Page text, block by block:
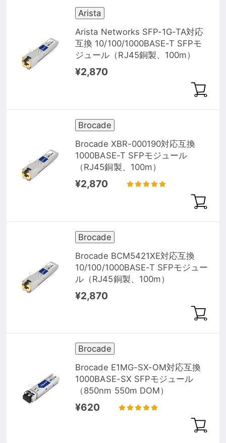
Arista
Arista Networks SFP-1G-TA対応
互換 10/100/1000BASE-T SFPモ
ジュール（RJ45銅製、100m）
¥2,870
Brocade
Brocade XBR-000190対応互換
1000BASE-T SFPモジュール
（RJ45銅製、100m）
¥2,870
Brocade
Brocade BCM5421XE対応互換
10/100/1000BASE-T SFPモジュー
ル（RJ45銅製、100m）
¥2,870
Brocade
Brocade E1MG-SX-OM対応互換
1000BASE-SX SFPモジュール
（850nm 550m DOM）
¥620